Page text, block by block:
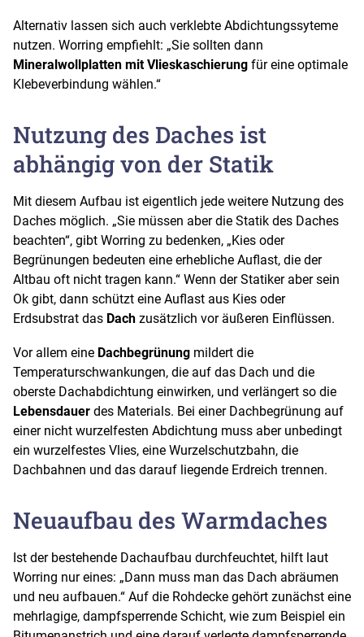
Alternativ lassen sich auch verklebte Abdichtungssyteme
nutzen. Worring empfiehlt: „Sie sollten dann
Mineralwollplatten mit Vlieskaschierung für eine optimale
Klebeverbindung wählen.“
Nutzung des Daches ist
abhängig von der Statik
Mit diesem Aufbau ist eigentlich jede weitere Nutzung des
Daches möglich. „Sie müssen aber die Statik des Daches
beachten“, gibt Worring zu bedenken, „Kies oder
Begrünungen bedeuten eine erhebliche Auflast, die der
Altbau oft nicht tragen kann.“ Wenn der Statiker aber sein
Ok gibt, dann schützt eine Auflast aus Kies oder
Erdsubstrat das Dach zusätzlich vor äußeren Einflüssen.
Vor allem eine Dachbegrünung mildert die
Temperaturschwankungen, die auf das Dach und die
oberste Dachabdichtung einwirken, und verlängert so die
Lebensdauer des Materials. Bei einer Dachbegrünung auf
einer nicht wurzelfesten Abdichtung muss aber unbedingt
ein wurzelfestes Vlies, eine Wurzelschutzbahn, die
Dachbahnen und das darauf liegende Erdreich trennen.
Neuaufbau des Warmdaches
Ist der bestehende Dachaufbau durchfeuchtet, hilft laut
Worring nur eines: „Dann muss man das Dach abräumen
und neu aufbauen.“ Auf die Rohdecke gehört zunächst eine
mehrlagige, dampfsperrende Schicht, wie zum Beispiel ein